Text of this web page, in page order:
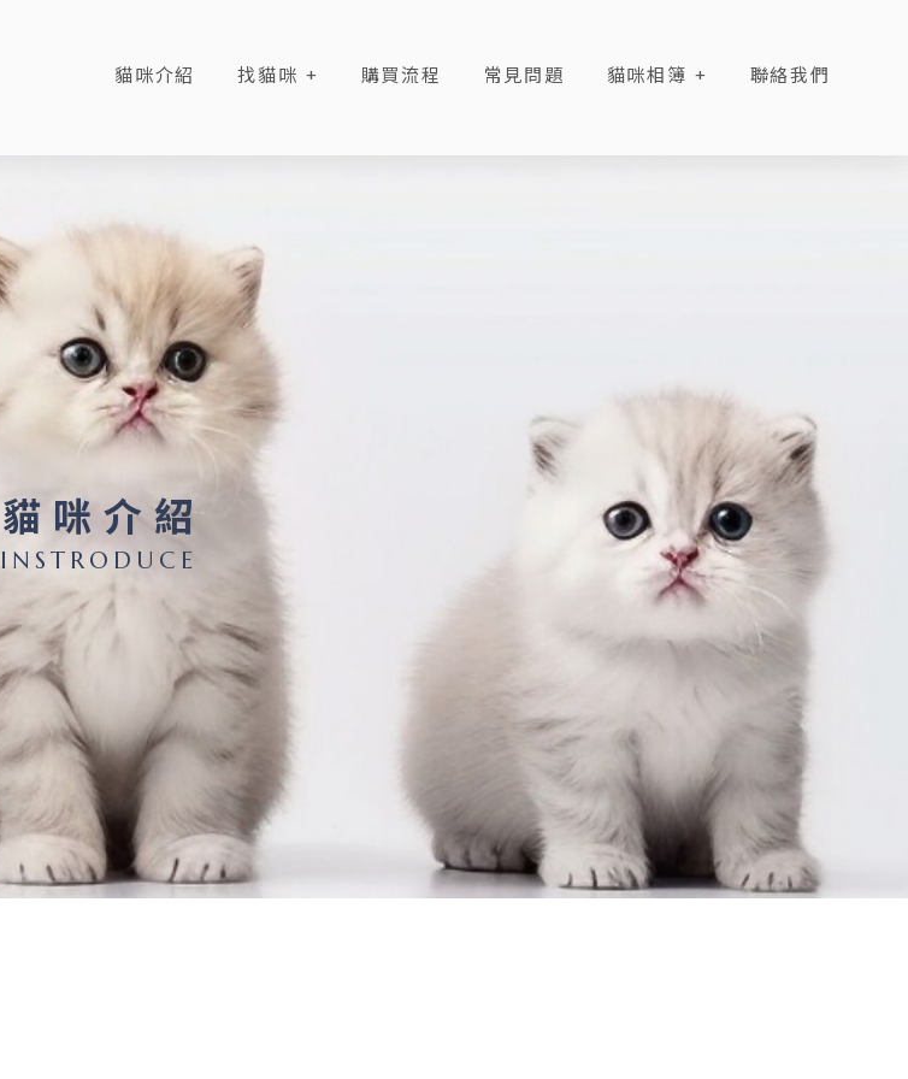
貓咪介紹 找貓咪 購買流程 常見問題 貓咪相簿 聯絡我們
貓 咪 介 紹
INSTRODUCE